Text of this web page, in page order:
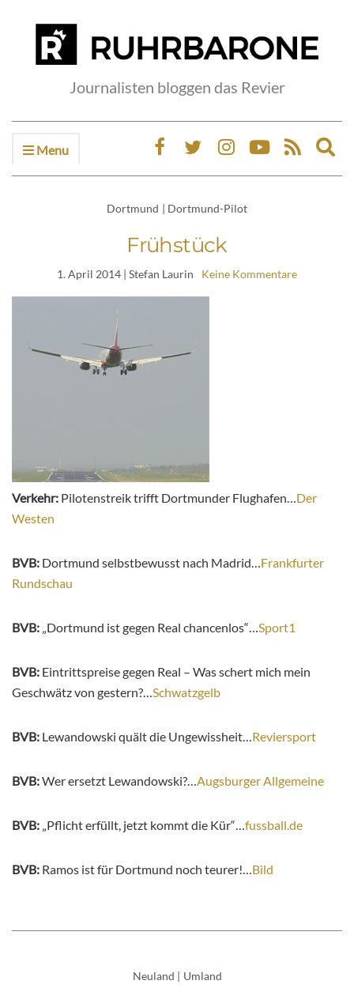
Journalisten bloggen das Revier
Menu
Dortmund | Dortmund-Pilot
Frühstück
1. April 2014 | Stefan Laurin Keine Kommentare
Verkehr: Pilotenstreik trifft Dortmunder Flughafen…Der
Westen
BVB: Dortmund selbstbewusst nach Madrid…Frankfurter
Rundschau
BVB: „Dortmund ist gegen Real chancenlos“…Sport1
BVB: Eintrittspreise gegen Real – Was schert mich mein
Geschwätz von gestern?…Schwatzgelb
BVB: Lewandowski quält die Ungewissheit…Reviersport
BVB:Wer ersetzt Lewandowski?…Augsburger Allgemeine
BVB: „Pflicht erfüllt, jetzt kommt die Kür“…fussball.de
BVB: Ramos ist für Dortmund noch teurer!…Bild
Neuland | Umland